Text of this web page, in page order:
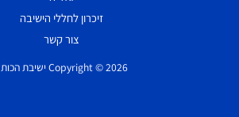
זיכרון לחללי הישיבה
צור קשר
Copyright © 2026 ישיבת הכותל